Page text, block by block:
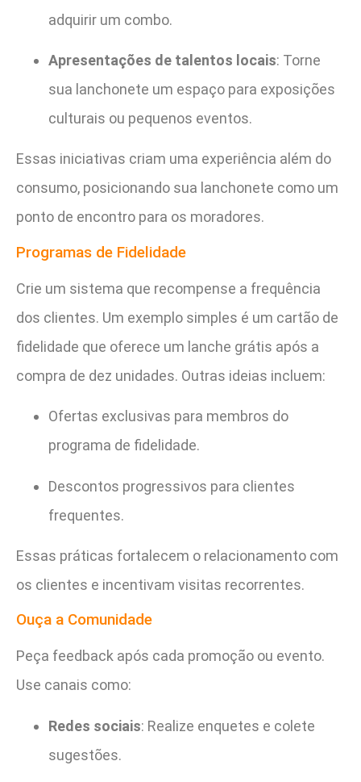
adquirir um combo.
Apresentações de talentos locais: Torne
sua lanchonete um espaço para exposições
culturais ou pequenos eventos.
Essas iniciativas criam uma experiência além do
consumo, posicionando sua lanchonete como um
ponto de encontro para os moradores.
Programas de Fidelidade
Crie um sistema que recompense a frequência
dos clientes. Um exemplo simples é um cartão de
fidelidade que oferece um lanche grátis após a
compra de dez unidades. Outras ideias incluem:
Ofertas exclusivas para membros do
programa de fidelidade.
Descontos progressivos para clientes
frequentes.
Essas práticas fortalecem o relacionamento com
os clientes e incentivam visitas recorrentes.
Ouça a Comunidade
Peça feedback após cada promoção ou evento.
Use canais como:
Redes sociais: Realize enquetes e colete
sugestões.